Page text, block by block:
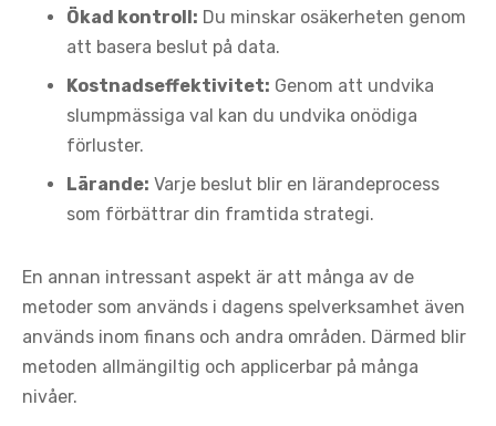
Ökad kontroll: Du minskar osäkerheten genom
att basera beslut på data.
Kostnadseffektivitet: Genom att undvika
slumpmässiga val kan du undvika onödiga
förluster.
Lärande: Varje beslut blir en lärandeprocess
som förbättrar din framtida strategi.
En annan intressant aspekt är att många av de
metoder som används i dagens spelverksamhet även
används inom finans och andra områden. Därmed blir
metoden allmängiltig och applicerbar på många
nivåer.